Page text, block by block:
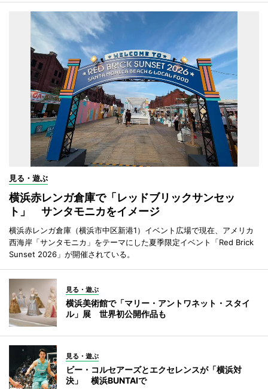
見る・遊ぶ
横浜赤レンガ倉庫で「レッドブリックサンセッ
ト」 サンタモニカをイメージ
横浜赤レンガ倉庫（横浜市中区新港1）イベント広場で現在、アメリカ
西海岸「サンタモニカ」をテーマにした夏季限定イベント「Red Brick
Sunset 2026」が開催されている。
見る・遊ぶ
横浜美術館で「マリー・アントワネット・スタイ
ル」展 世界初公開作品も
見る・遊ぶ
ビー・コルセアーズとエクセレンスが「横浜対
決」 横浜BUNTAIで